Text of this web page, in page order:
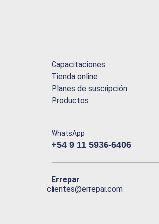
Capacitaciones
Tienda online
Planes de suscripción
Productos
WhatsApp
+54 9 11 5936-6406
Errepar
clientes@errepar.com